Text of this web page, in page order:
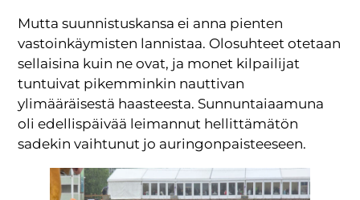
Mutta suunnistuskansa ei anna pienten
vastoinkäymisten lannistaa. Olosuhteet otetaan
sellaisina kuin ne ovat, ja monet kilpailijat
tuntuivat pikemminkin nauttivan
ylimääräisestä haasteesta. Sunnuntaiaamuna
oli edellispäivää leimannut hellittämätön
sadekin vaihtunut jo auringonpaisteeseen.